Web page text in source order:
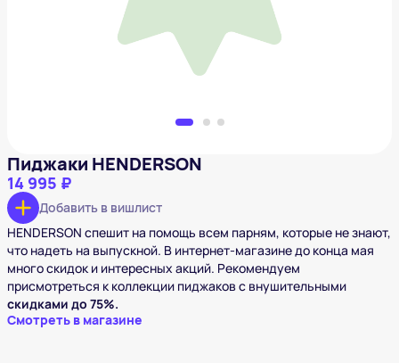
Пиджаки HENDERSON
14 995 ₽
Добавить в вишлист
HENDERSON спешит на помощь всем парням, которые не знают,
что надеть на выпускной. В интернет-магазине до конца мая
много скидок и интересных акций. Рекомендуем
присмотреться к коллекции пиджаков с внушительными
скидками до 75%.
Смотреть в магазине